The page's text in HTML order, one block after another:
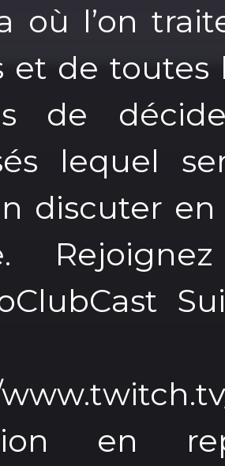
où l’on
et de toutes
de
lequel
discuter
en